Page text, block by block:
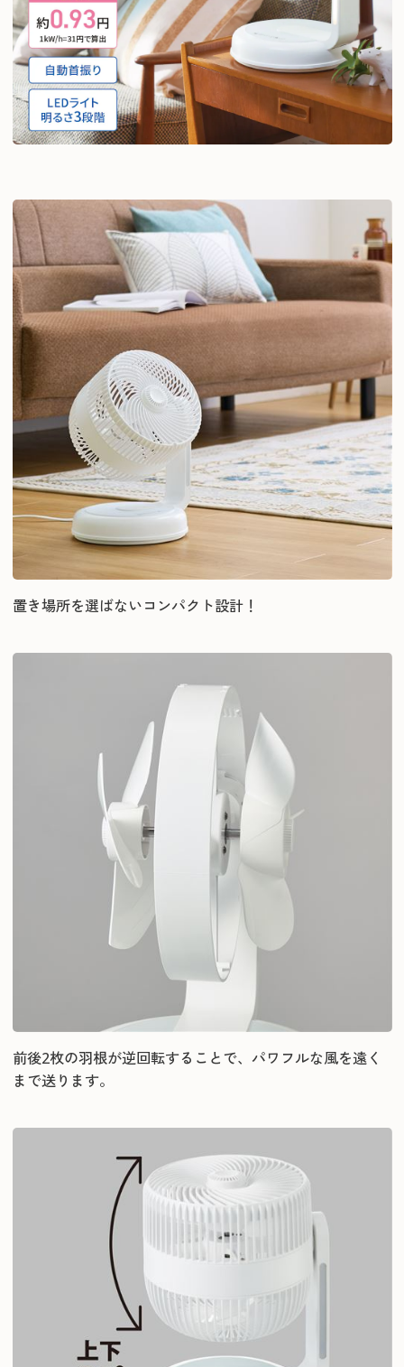
置き場所を選ばないコンパクト設計！
前後2枚の羽根が逆回転することで、パワフルな風を遠く
まで送ります。